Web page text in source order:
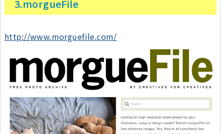
3.morgueFile
http://www.morguefile.com/